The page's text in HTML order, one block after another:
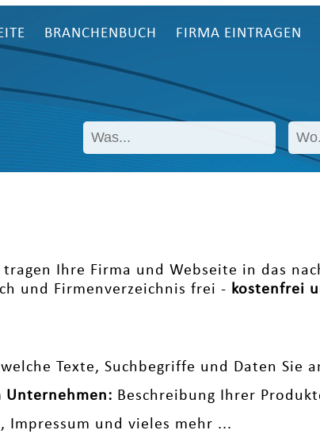
BRANCHENBUCH FIRMA EINTRAGEN
Ihre Firma und Webseite in das
und Firmenverzeichnis frei - kostenfrei
Texte, Suchbegriffe und Daten Sie
Unternehmen: Beschreibung Ihrer
Impressum und vieles mehr ...